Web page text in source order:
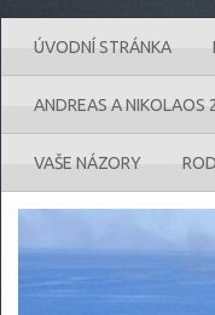
ÚVODNÍ STRÁNKA
ANDREAS A NIKOLAOS
VAŠE NÁZORY